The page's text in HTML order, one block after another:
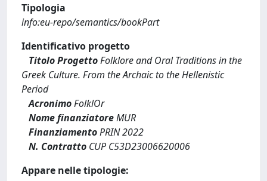
Tipologia
info:eu-repo/semantics/bookPart
Identificativo progetto
Titolo ProgettoFolklore and Oral Traditions in the
Greek Culture. From the Archaic to the Hellenistic
Period
AcronimoFolklOr
Nome finanziatoreMUR
FinanziamentoPRIN 2022
N. Contratto CUP C53D23006620006
Appare nelle tipologie: